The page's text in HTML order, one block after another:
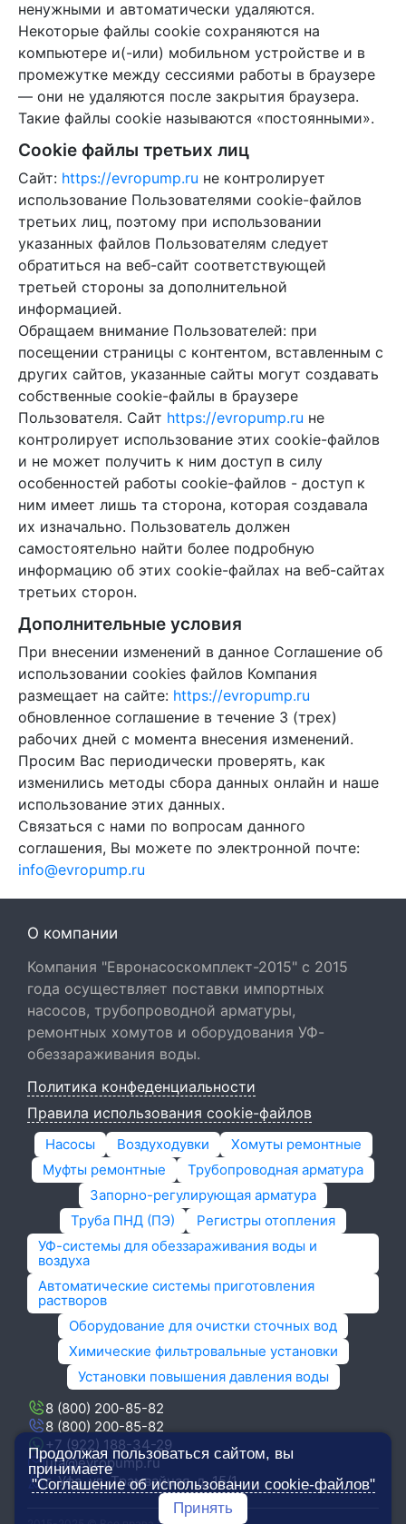
ненужными и автоматически удаляются.
Некоторые файлы cookie сохраняются на
компьютере и(-или) мобильном устройстве и в
промежутке между сессиями работы в браузере
— они не удаляются после закрытия браузера.
Такие файлы cookie называются «постоянными».
Cookie файлы третьих лиц
Сайт: https://evropump.ru не контролирует
использование Пользователями cookie-файлов
третьих лиц, поэтому при использовании
указанных файлов Пользователям следует
обратиться на веб-сайт соответствующей
третьей стороны за дополнительной
информацией.
Обращаем внимание Пользователей: при
посещении страницы с контентом, вставленным с
других сайтов, указанные сайты могут создавать
собственные cookie-файлы в браузере
Пользователя. Сайт https://evropump.ru не
контролирует использование этих cookie-файлов
и не может получить к ним доступ в силу
особенностей работы cookie-файлов - доступ к
ним имеет лишь та сторона, которая создавала
их изначально. Пользователь должен
самостоятельно найти более подробную
информацию об этих cookie-файлах на веб-сайтах
третьих сторон.
Дополнительные условия
При внесении изменений в данное Соглашение об
использовании cookies файлов Компания
размещает на сайте: https://evropump.ru
обновленное соглашение в течение 3 (трех)
рабочих дней с момента внесения изменений.
Просим Вас периодически проверять, как
изменились методы сбора данных онлайн и наше
использование этих данных.
Связаться с нами по вопросам данного
соглашения, Вы можете по электронной почте:
info@evropump.ru
О компании
Компания "Евронасоскомплект-2015" с 2015
года осуществляет поставки импортных
насосов, трубопроводной арматуры,
ремонтных хомутов и оборудования УФ-
обеззараживания воды.
Политика конфеденциальности
Правила использования cookie-файлов
Насосы Воздуходувки
Хомуты ремонтные
Муфты ремонтные
Трубопроводная арматура
Запорно-регулирующая арматура
Труба ПНД (ПЭ)
Регистры отопления
УФ-системы для обеззараживания воды и
воздуха
Автоматические системы приготовления
растворов
Оборудование для очистки сточных вод
Химические фильтровальные установки
Установки повышения давления воды
8 (800) 200-85-82
8 (800) 200-85-82
+7 (922) 188-34-29
ufa@evropump.ru
г. Уфа, ​ул. Трамвайная, д. 15/1
Продолжая пользоваться сайтом, вы
принимаете
"Соглашение об использовании cookie-файлов"
Принять